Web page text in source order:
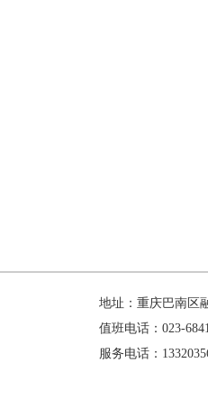
地址：重庆巴南区
值班电话：023-
服务电话：